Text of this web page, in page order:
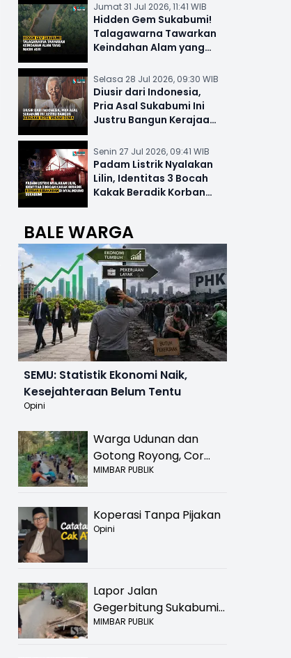
Jumat 31 Jul 2026, 11:41 WIB
Hidden Gem Sukabumi!
Talagawarna Tawarkan
Keindahan Alam yang
Selasa 28 Jul 2026, 09:30 WIB
Diusir dari Indonesia,
Pria Asal Sukabumi Ini
Justru Bangun Kerajaan
Senin 27 Jul 2026, 09:41 WIB
Padam Listrik Nyalakan
Lilin, Identitas 3 Bocah
Kakak Beradik Korban
BALE WARGA
SEMU: Statistik Ekonomi Naik,
Kesejahteraan Belum Tentu
Opini
Warga Udunan dan
Gotong Royong, Cor
Jalan Hancur di
MIMBAR PUBLIK
Koperasi Tanpa Pijakan
Opini
Lapor Jalan
Gegerbitung Sukabumi
Bolong! Bahaya Bagi
MIMBAR PUBLIK